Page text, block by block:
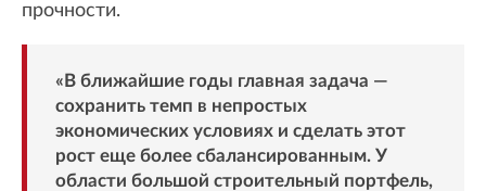
прочности.
«В ближайшие годы главная задача —
сохранить темп в непростых
экономических условиях и сделать этот
рост еще более сбалансированным. У
области большой строительный портфель,